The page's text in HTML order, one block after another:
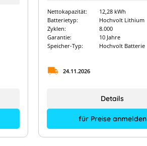
Nettokapazität:
12,28 kWh
Batterietyp:
Hochvolt Lithium
Zyklen:
8.000
Garantie:
10 Jahre
Speicher-Typ:
Hochvolt Batterie
24.11.2026
für Preise anmelden
Details